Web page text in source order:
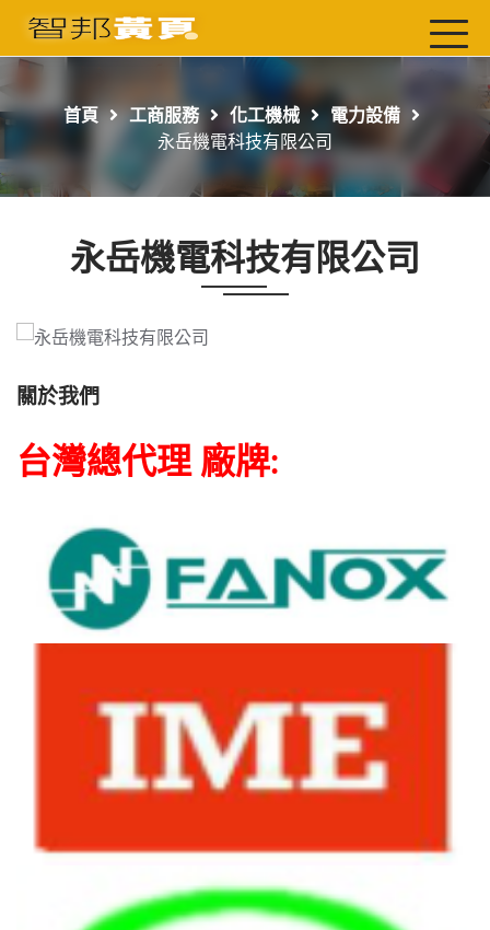
首頁
工商服務
免費刊登
首頁 工商服務 化工機械
電力設備
永岳機電科技有限公司
永岳機電科技有限公司
關於我們
台灣總代理 廠牌: